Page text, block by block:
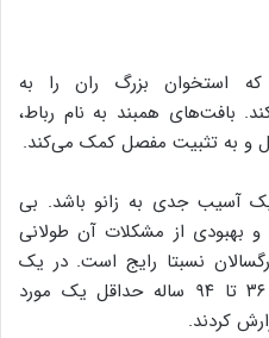
استخوان بزرگ ران را به
بافت‌های همبند به نام رباط،
و به تثبیت مفصل کمک می‌کند.
یک آسیب جدی به زانو باشد. بی
و بهبودی از مشکلات آن طولانی‌
نسبتا رایج است. در یک
مطالعه، ۱۱.۸ درصد از بزرگسالان ۳۶ تا ۹۴ ساله حداقل یک مورد